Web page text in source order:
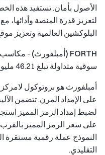
الأصول بأمان. تستفيد هذه
لتعزيز قدرة المنصة وأدائها،
البلوكشين العالمية وتعزيز
FORTH (أمبلفورث)
سوقية متداولة تبلغ 46.21 مليون دولار.
أمبلفورث هو بروتوكول
على الإمداد المرن. تتضمن
لضبط إمداد الرمز المميز
على سعر الرمز المميز
النموذج عملة رقمية مستقرة
التقليدي.